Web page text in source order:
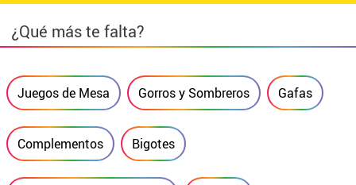
¿Qué más te falta?
Juegos de Mesa Gorros y Sombreros Gafas
Complementos Bigotes